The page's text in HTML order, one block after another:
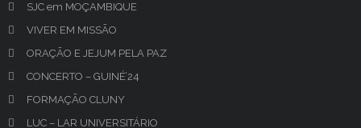
SJC em MOÇAMBIQUE
VIVER EM MISSÃO
ORAÇÃO E JEJUM PELA PAZ
CONCERTO – GUINÉ’24
FORMAÇÃO CLUNY
LUC – LAR UNIVERSITÁRIO